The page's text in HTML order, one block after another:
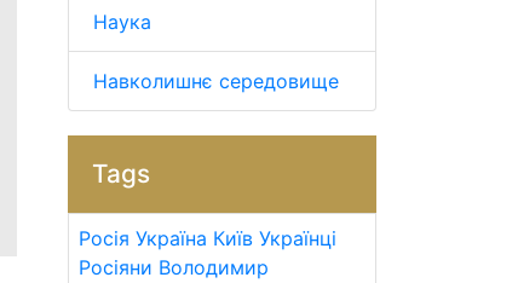
Наука
Навколишнє середовище
Tags
Росія Україна Київ Українці
Росіяни Володимир